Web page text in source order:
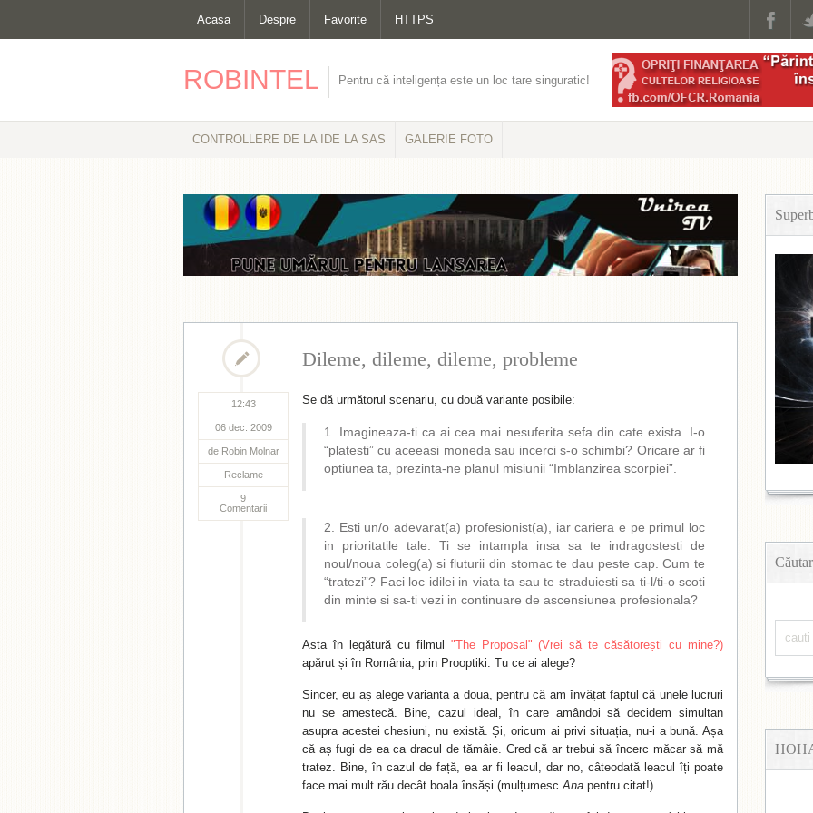
Acasa Despre Favorite HTTPS
ROBINTEL Pentru că inteligența este un loc tare singuratic!
CONTROLLERE DE LA IDE LA SAS GALERIE FOTO
12:43
06 dec. 2009
de Robin Molnar
Reclame
9
Comentarii
Dileme, dileme, dileme, probleme
Se dă următorul scenariu, cu două variante posibile:
1. Imagineaza-ti ca ai cea mai nesuferita sefa din cate exista. I-o
“platesti” cu aceeasi moneda sau incerci s-o schimbi? Oricare ar fi
optiunea ta, prezinta-ne planul misiunii “Imblanzirea scorpiei”.
2. Esti un/o adevarat(a) profesionist(a), iar cariera e pe primul loc
in prioritatile tale. Ti se intampla insa sa te indragostesti de
noul/noua coleg(a) si fluturii din stomac te dau peste cap. Cum te
“tratezi”? Faci loc idilei in viata ta sau te straduiesti sa ti-l/ti-o scoti
din minte si sa-ti vezi in continuare de ascensiunea profesionala?
Asta în legătură cu filmul "The Proposal" (Vrei să te căsătorești cu mine?)
apărut și în România, prin Prooptiki. Tu ce ai alege?
Sincer, eu aș alege varianta a doua, pentru că am învățat faptul că unele lucruri
nu se amestecă. Bine, cazul ideal, în care amândoi să decidem simultan
asupra acestei chesiuni, nu există. Și, oricum ai privi situația, nu-i a bună. Așa
că aș fugi de ea ca dracul de tămâie. Cred că ar trebui să încerc măcar să mă
tratez. Bine, în cazul de față, ea ar fi leacul, dar no, câteodată leacul îți poate
face mai mult rău decât boala însăși (mulțumescAna pentru citat!).